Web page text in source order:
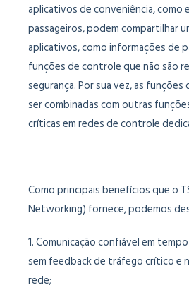
aplicativos de conveniência,
passageiros, podem compartilhar
aplicativos, como informações de
funções de controle que não são
segurança. Por sua vez, as
ser combinadas com outras
críticas em redes de controle
Como principais benefícios que o
Networking) fornece, podemos
1. Comunicação confiável em
sem feedback de tráfego crítico e
rede;